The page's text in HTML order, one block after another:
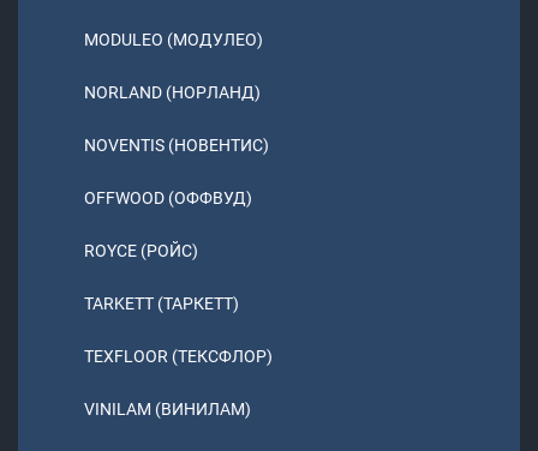
MODULEO (МОДУЛЕО)
NORLAND (НОРЛАНД)
NOVENTIS (НОВЕНТИС)
OFFWOOD (ОФФВУД)
ROYCE (РОЙС)
TARKETT (ТАРКЕТТ)
TEXFLOOR (ТЕКСФЛОР)
VINILAM (ВИНИЛАМ)